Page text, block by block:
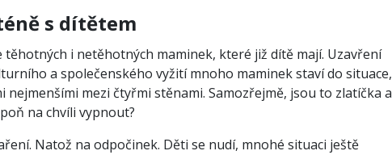
s dítětem
těhotných i netěhotných maminek, které již dítě mají. Uzavření
a společenského vyžití mnoho maminek staví do situace,
nejmenšími mezi čtyřmi stěnami. Samozřejmě, jsou to zlatíčka a
na chvíli vypnout?
Natož na odpočinek. Děti se nudí, mnohé situaci ještě